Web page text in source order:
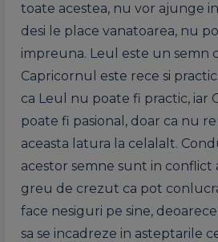
toate acestea, nu vor ajunge
desi le place vanatoarea, nu
impreuna. Leul este un semn
Capricornul este rece si
ca Leul nu poate fi practic, iar
poate fi pasional, doar ca nu
aceasta latura la celalalt.
acestor semne sunt in conflict
greu de crezut ca pot
face nesiguri pe sine,
sa se incadreze in asteptarile